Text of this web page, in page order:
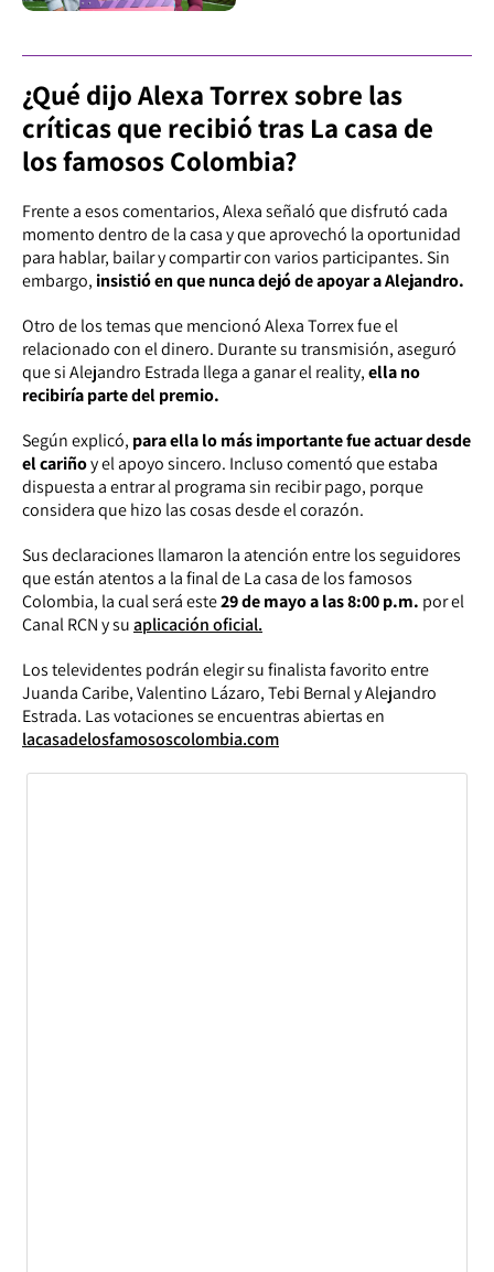
¿Qué dijo Alexa Torrex sobre las
críticas que recibió tras La casa de
los famosos Colombia?
Frente a esos comentarios, Alexa señaló que disfrutó cada
momento dentro de la casa y que aprovechó la oportunidad
para hablar, bailar y compartir con varios participantes. Sin
embargo, insistió en que nunca dejó de apoyar a Alejandro.
Otro de los temas que mencionó Alexa Torrex fue el
relacionado con el dinero. Durante su transmisión, aseguró
que si Alejandro Estrada llega a ganar el reality,ella no
recibiría parte del premio.
Según explicó, para ella lo más importante fue actuar desde
el cariñoy el apoyo sincero. Incluso comentó que estaba
dispuesta a entrar al programa sin recibir pago, porque
considera que hizo las cosas desde el corazón.
Sus declaraciones llamaron la atención entre los seguidores
que están atentos a la final de La casa de los famosos
Colombia, la cual será este29 de mayo a las 8:00 p.m. por el
Canal RCN y suaplicación oficial.
Los televidentes podrán elegir su finalista favorito entre
Juanda Caribe, Valentino Lázaro, Tebi Bernal y Alejandro
Estrada. Las votaciones se encuentras abiertas en
lacasadelosfamososcolombia.com